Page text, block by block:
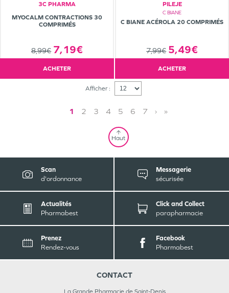
3C PHARMA
MYOCALM CONTRACTIONS 30
COMPRIMÉS
8,99€ 7,19€
ACHETER
PILEJE
C BIANE
C BIANE ACÉROLA 20 COMPRIMÉS
7,99€ 5,49€
ACHETER
Afficher :
1 2 3 4 5 6 7 › »
Haut
Scan
d'ordonnance
Messagerie
sécurisée
Actualités
Pharmabest
Click and Collect
parapharmacie
Prenez
Rendez-vous
Facebook
Pharmabest
CONTACT
La Grande Pharmacie de Saint-Denis